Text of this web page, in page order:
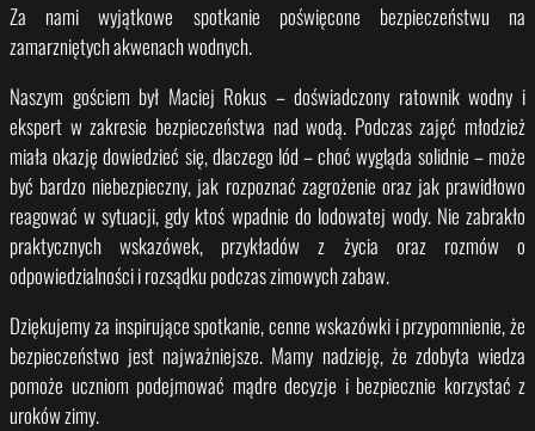
Za nami wyjątkowe spotkanie poświęcone bezpieczeństwu na
zamarzniętych akwenach wodnych.
Naszym gościem był Maciej Rokus – doświadczony ratownik wodny i
ekspert w zakresie bezpieczeństwa nad wodą. Podczas zajęć młodzież
miała okazję dowiedzieć się, dlaczego lód – choć wygląda solidnie – może
być bardzo niebezpieczny, jak rozpoznać zagrożenie oraz jak prawidłowo
reagować w sytuacji, gdy ktoś wpadnie do lodowatej wody. Nie zabrakło
praktycznych wskazówek, przykładów z życia oraz rozmów o
odpowiedzialności i rozsądku podczas zimowych zabaw.
Dziękujemy za inspirujące spotkanie, cenne wskazówki i przypomnienie, że
bezpieczeństwo jest najważniejsze. Mamy nadzieję, że zdobyta wiedza
pomoże uczniom podejmować mądre decyzje i bezpiecznie korzystać z
uroków zimy.